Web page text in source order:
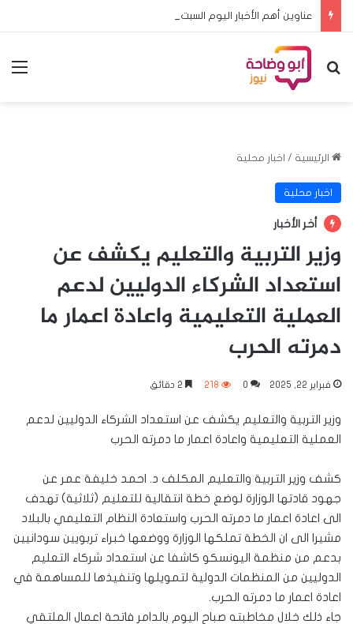
عناوين أهم الأخبار اليوم السبت ٨ اغسطس ٢٠٢٦م
بحث عن
الرئيسية / اخبار محلية
اخبار محلية
أخر الأخبار
وزير التربية والتعليم يكشف عن
استعداد الشركاء الدوليين لدعم
العملية التعليمية واعادة اعمار ما
دمرته الحرب
فبراير 22, 2025 0
218
وزير التربية والتعليم يكشف عن استعداد الشركاء الدوليين لدعم
العملية التعليمية واعادة اعمار ما دمرته الحرب
كشف وزير التربية والتعليم المكلف د. احمد خليفة عمر عن
جهود قادتها الوزارة لوضع خطة انتقالية للتعليم (ثلاثية) تهدف
الى اعادة اعمار ما دمرته الحرب واستعادة النظام التعليمي بالبلاد
مشيرا الى ان الخطة تملكها الوزارة ووضعها خبراء تربويين سودانيين
بدعم من منظمة اليونسكو كاشفا عن استعداد شركاء التعليم
الدوليين من المنظمات الدولية لتمويلها وتنفيذها للمساهمة في
اعادة اعمار ما دمرته الحرب.
جاء ذلك خلال مخاطبته صباح اليوم بالدامر فاتحة اعمال الملتقي